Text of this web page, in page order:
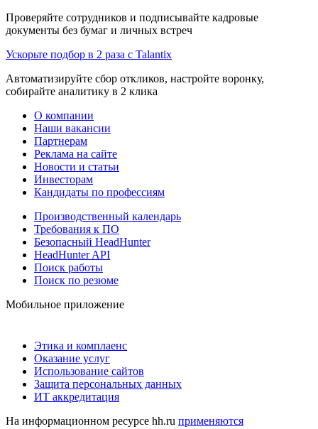
Проверяйте сотрудников и подписывайте кадровые
документы без бумаг и личных встреч
Ускорьте подбор в 2 раза с Talantix
Автоматизируйте сбор откликов, настройте воронку,
собирайте аналитику в 2 клика
О компании
Наши вакансии
Партнерам
Реклама на сайте
Новости и статьи
Инвесторам
Кандидаты по профессиям
Производственный календарь
Требования к ПО
Безопасный HeadHunter
HeadHunter API
Поиск работы
Поиск по резюме
Мобильное приложение
Этика и комплаенс
Оказание услуг
Использование сайтов
Защита персональных данных
ИТ аккредитация
На информационном ресурсе hh.ru применяются